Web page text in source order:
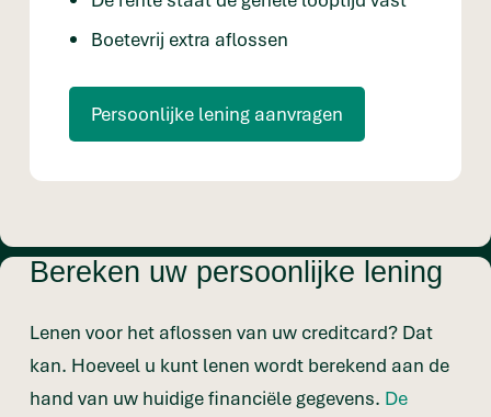
Boetevrij extra aflossen
Persoonlijke lening aanvragen
Bereken uw persoonlijke lening
Lenen voor het aflossen van uw creditcard? Dat
kan. Hoeveel u kunt lenen wordt berekend aan de
hand van uw huidige financiële gegevens. De